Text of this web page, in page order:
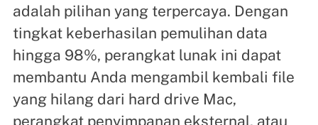
adalah pilihan yang terpercaya. Dengan
tingkat keberhasilan pemulihan data
hingga 98%, perangkat lunak ini dapat
membantu Anda mengambil kembali file
yang hilang dari hard drive Mac,
perangkat penyimpanan eksternal, atau